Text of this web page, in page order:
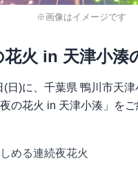
※画像はイメージです
花火 in 天津小湊
(日)に、千葉県 鴨川市天
の花火 in 天津小湊」をご
める連続夜花火